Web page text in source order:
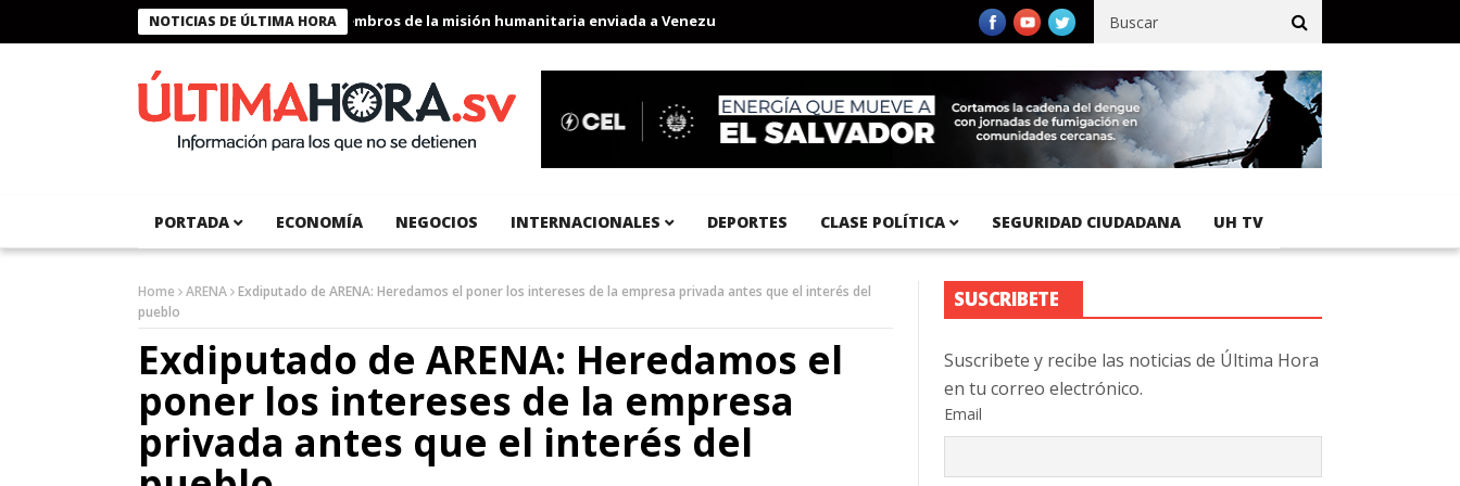
NOTICIAS DE ÚLTIMA HORA
Presidente Bukele condecora a miembros de la misión humanitaria enviada a Venezuela Aeropuerto Internacional del Pacífico registra 92 % de avance en obras de terracería
PORTADA ECONOMÍA NEGOCIOS INTERNACIONALES DEPORTES CLASE POLÍTICA SEGURIDAD CIUDADANA UH TV
Home ARENA Exdiputado de ARENA: Heredamos el poner los intereses de la empresa privada antes que el interés del
pueblo
Exdiputado de ARENA: Heredamos el
poner los intereses de la empresa
privada antes que el interés del
SUSCRIBETE
Suscribete y recibe las noticias de Última Hora
en tu correo electrónico.
Email